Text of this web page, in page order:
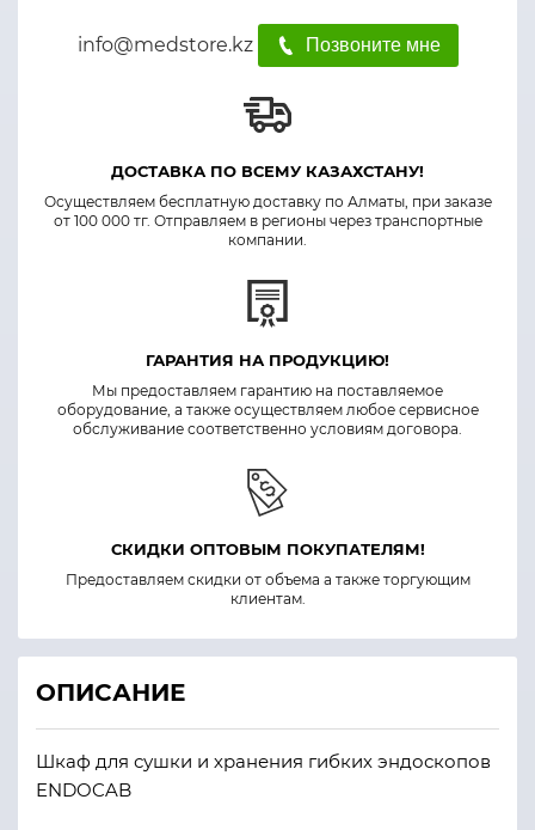
info@medstore.kz Позвоните мне
ДОСТАВКА ПО ВСЕМУ КАЗАХСТАНУ!
Осуществляем бесплатную доставку по Алматы, при заказе
от 100 000 тг. Отправляем в регионы через транспортные
компании.
ГАРАНТИЯ НА ПРОДУКЦИЮ!
Мы предоставляем гарантию на поставляемое
оборудование, а также осуществляем любое сервисное
обслуживание соответственно условиям договора.
СКИДКИ ОПТОВЫМ ПОКУПАТЕЛЯМ!
Предоставляем скидки от объема а также торгующим
клиентам.
ОПИСАНИЕ
Шкаф для сушки и хранения гибких эндоскопов
ENDOCAB